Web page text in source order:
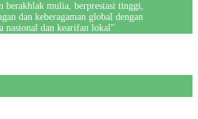
berakhlak mulia, berprestasi tinggi,
dan keberagaman global dengan
nasional dan kearifan lokal"